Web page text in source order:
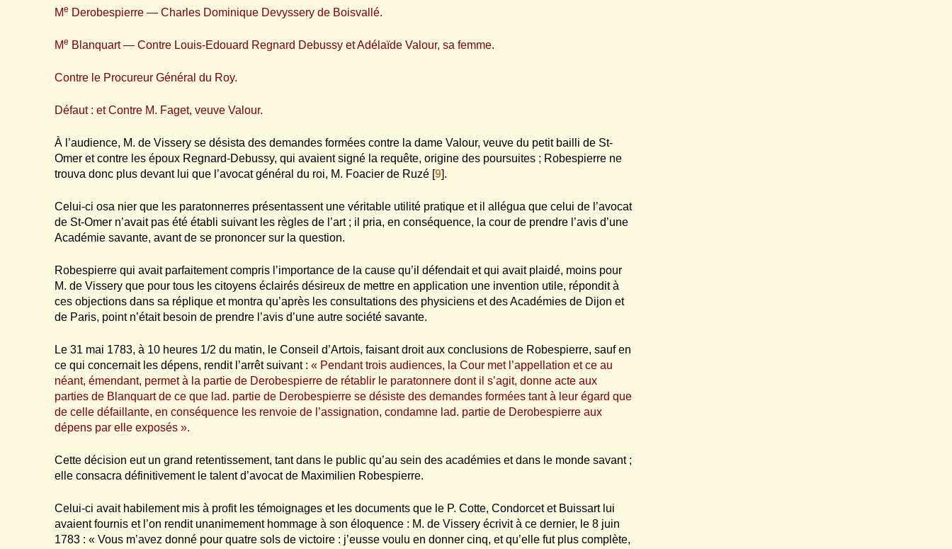
Me Derobespierre — Charles Dominique Devyssery de Boisvallé.
Me Blanquart — Contre Louis-Edouard Regnard Debussy et Adélaïde Valour, sa femme.
Contre le Procureur Général du Roy.
Défaut : et Contre M. Faget, veuve Valour.
À l’audience, M. de Vissery se désista des demandes formées contre la dame Valour, veuve du petit bailli de St-
Omer et contre les époux Regnard-Debussy, qui avaient signé la requête, origine des poursuites ; Robespierre ne
trouva donc plus devant lui que l’avocat général du roi, M. Foacier de Ruzé [9].
Celui-ci osa nier que les paratonnerres présentassent une véritable utilité pratique et il allégua que celui de l’avocat
de St-Omer n’avait pas été établi suivant les règles de l’art ; il pria, en conséquence, la cour de prendre l’avis d’une
Académie savante, avant de se prononcer sur la question.
Robespierre qui avait parfaitement compris l’importance de la cause qu’il défendait et qui avait plaidé, moins pour
M. de Vissery que pour tous les citoyens éclairés désireux de mettre en application une invention utile, répondit à
ces objections dans sa réplique et montra qu’après les consultations des physi­ciens et des Académies de Dijon et
de Paris, point n’était besoin de prendre l’avis d’une autre société savante.
Le 31 mai 1783, à 10 heures 1/2 du matin, le Conseil d’Artois, faisant droit aux conclusions de Robespierre, sauf en
ce qui concernait les dépens, rendit l’arrêt suivant :« Pendant trois audiences, la Cour met l’appellation et ce au
néant, émendant, permet à la partie de Derobespierre de rétablir le paratonnere dont il s’agit, donne acte aux
parties de Blanquart de ce que lad. partie de Derobespierre se désiste des demandes formées tant à leur égard que
de celle défaillante, en conséquence les renvoie de l’assignation, condamne lad. partie de Derobespierre aux
dépens par elle exposés ».
Cette décision eut un grand retentissement, tant dans le public qu’au sein des académies et dans le monde savant ;
elle consacra définitivement le talent d’avocat de Maximilien Robespierre.
Celui-ci avait habilement mis à profit les témoignages et les documents que le P. Cotte, Condorcet et Buissart lui
avaient fournis et l’on rendit unanimement hommage à son éloquence : M. de Vissery écrivit à ce dernier, le 8 juin
1783 : « Vous m’avez donné pour quatre sols de victoire : j’eusse voulu en donner cinq, et qu’elle fut plus complète,